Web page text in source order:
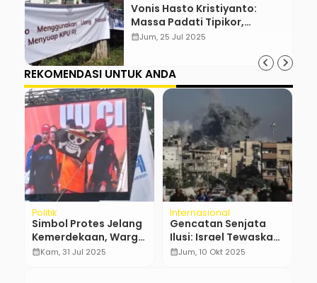
Vonis Hasto Kristiyanto:
Massa Padati Tipikor,
Pengamanan Diperketat
calendar_monthJum, 25 Jul 2025
REKOMENDASI UNTUK ANDA
Politik
Simbol Protes Jelang
Kemerdekaan, Warga
Pasang Bendera One
calendar_monthKam, 31 Jul 2025
Internasional
Gencatan Senjata
Ilusi: Israel Tewaskan
30 Warga Palestina
calendar_monthJum, 10 Okt 2025